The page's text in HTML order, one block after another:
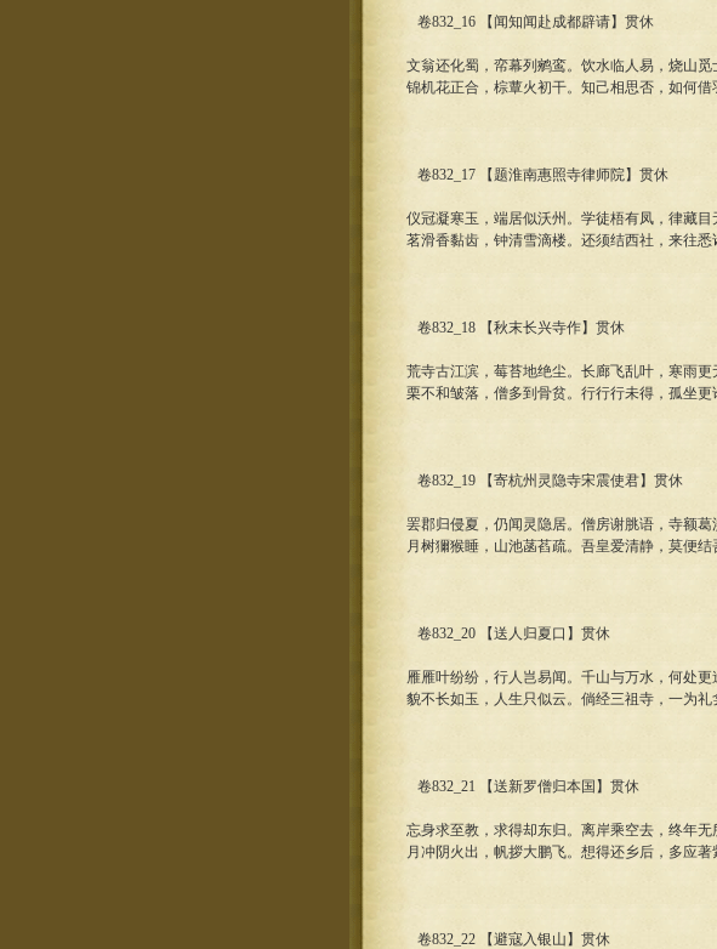
卷832_16 【闻知闻赴成都辟请】贯休
文翁还化蜀，帟幕列鹓鸾。饮水临人易，烧山觅
锦机花正合，棕蕈火初干。知己相思否，如何借
卷832_17 【题淮南惠照寺律师院】贯休
仪冠凝寒玉，端居似沃州。学徒梧有凤，律藏目
茗滑香黏齿，钟清雪滴楼。还须结西社，来往悉
卷832_18 【秋末长兴寺作】贯休
荒寺古江滨，莓苔地绝尘。长廊飞乱叶，寒雨更
栗不和皱落，僧多到骨贫。行行行未得，孤坐更
卷832_19 【寄杭州灵隐寺宋震使君】贯休
罢郡归侵夏，仍闻灵隐居。僧房谢脁语，寺额葛
月树獮猴睡，山池菡萏疏。吾皇爱清静，莫便结
卷832_20 【送人归夏口】贯休
雁雁叶纷纷，行人岂易闻。千山与万水，何处更
貌不长如玉，人生只似云。倘经三祖寺，一为礼
卷832_21 【送新罗僧归本国】贯休
忘身求至教，求得却东归。离岸乘空去，终年无
月冲阴火出，帆拶大鹏飞。想得还乡后，多应著
卷832_22 【避寇入银山】贯休